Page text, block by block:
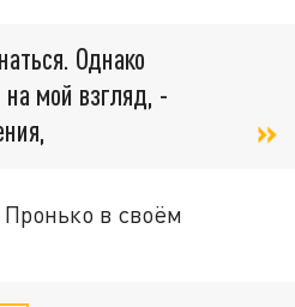
Однако
мой взгляд, -
в своём